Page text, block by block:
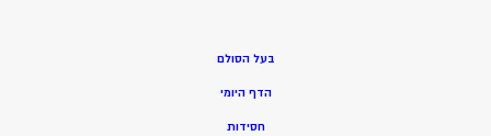
בעל הסולם
הדף היומי
חסידות